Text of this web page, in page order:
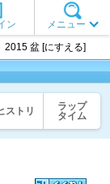
メニュー
ン
2015 盆 [にすえる]
ストリ
ラップ
タイム